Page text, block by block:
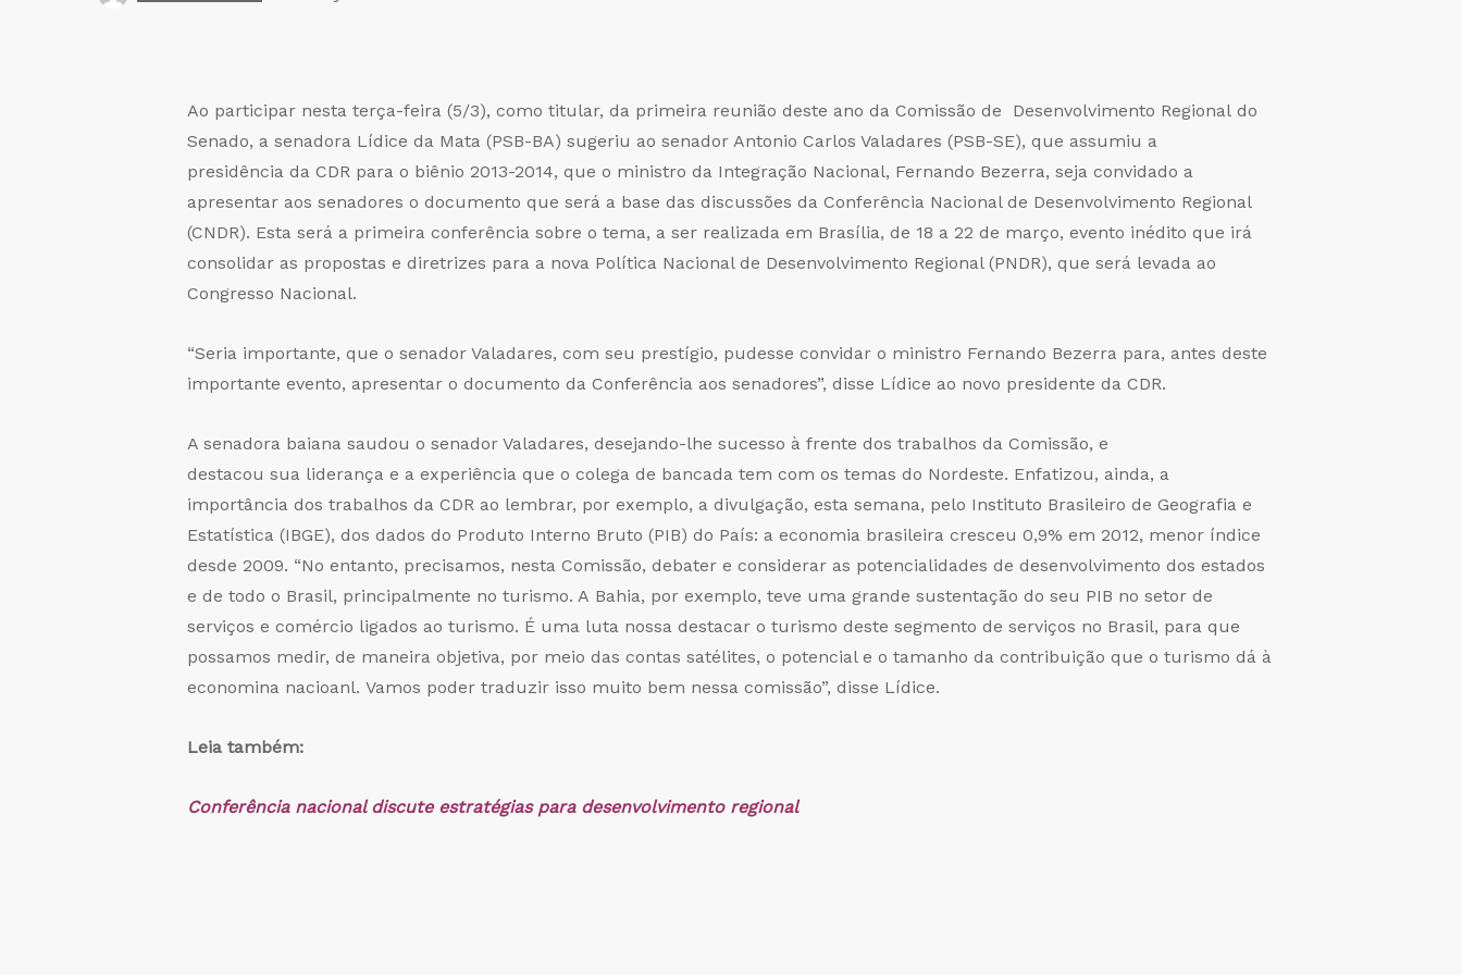
Ao participar nesta terça-feira (5/3), como titular, da primeira reunião deste ano da Comissão de Desenvolvimento Regional do
Senado, a senadora Lídice da Mata (PSB-BA) sugeriu ao senador Antonio Carlos Valadares (PSB-SE), que assumiu a
presidência da CDR para o biênio 2013-2014, que o ministro da Integração Nacional, Fernando Bezerra, seja convidado a
apresentar aos senadores o documento que será a base das discussões da Conferência Nacional de Desenvolvimento Regional
(CNDR). Esta será a primeira conferência sobre o tema, a ser realizada em Brasília, de 18 a 22 de março, evento inédito que irá
consolidar as propostas e diretrizes para a nova Política Nacional de Desenvolvimento Regional (PNDR), que será levada ao
Congresso Nacional.
“Seria importante, que o senador Valadares, com seu prestígio, pudesse convidar o ministro Fernando Bezerra para, antes deste
importante evento, apresentar o documento da Conferência aos senadores”, disse Lídice ao novo presidente da CDR.
A senadora baiana saudou o senador Valadares, desejando-lhe sucesso à frente dos trabalhos da Comissão, e
destacou sua liderança e a experiência que o colega de bancada tem com os temas do Nordeste. Enfatizou, ainda, a
importância dos trabalhos da CDR ao lembrar, por exemplo, a divulgação, esta semana, pelo Instituto Brasileiro de Geografia e
Estatística (IBGE), dos dados do Produto Interno Bruto (PIB) do País: a economia brasileira cresceu 0,9% em 2012, menor índice
desde 2009. “No entanto, precisamos, nesta Comissão, debater e considerar as potencialidades de desenvolvimento dos estados
e de todo o Brasil, principalmente no turismo. A Bahia, por exemplo, teve uma grande sustentação do seu PIB no setor de
serviços e comércio ligados ao turismo. É uma luta nossa destacar o turismo deste segmento de serviços no Brasil, para que
possamos medir, de maneira objetiva, por meio das contas satélites, o potencial e o tamanho da contribuição que o turismo dá à
economina nacioanl. Vamos poder traduzir isso muito bem nessa comissão”, disse Lídice.
Leia também:
Conferência nacional discute estratégias para desenvolvimento regional